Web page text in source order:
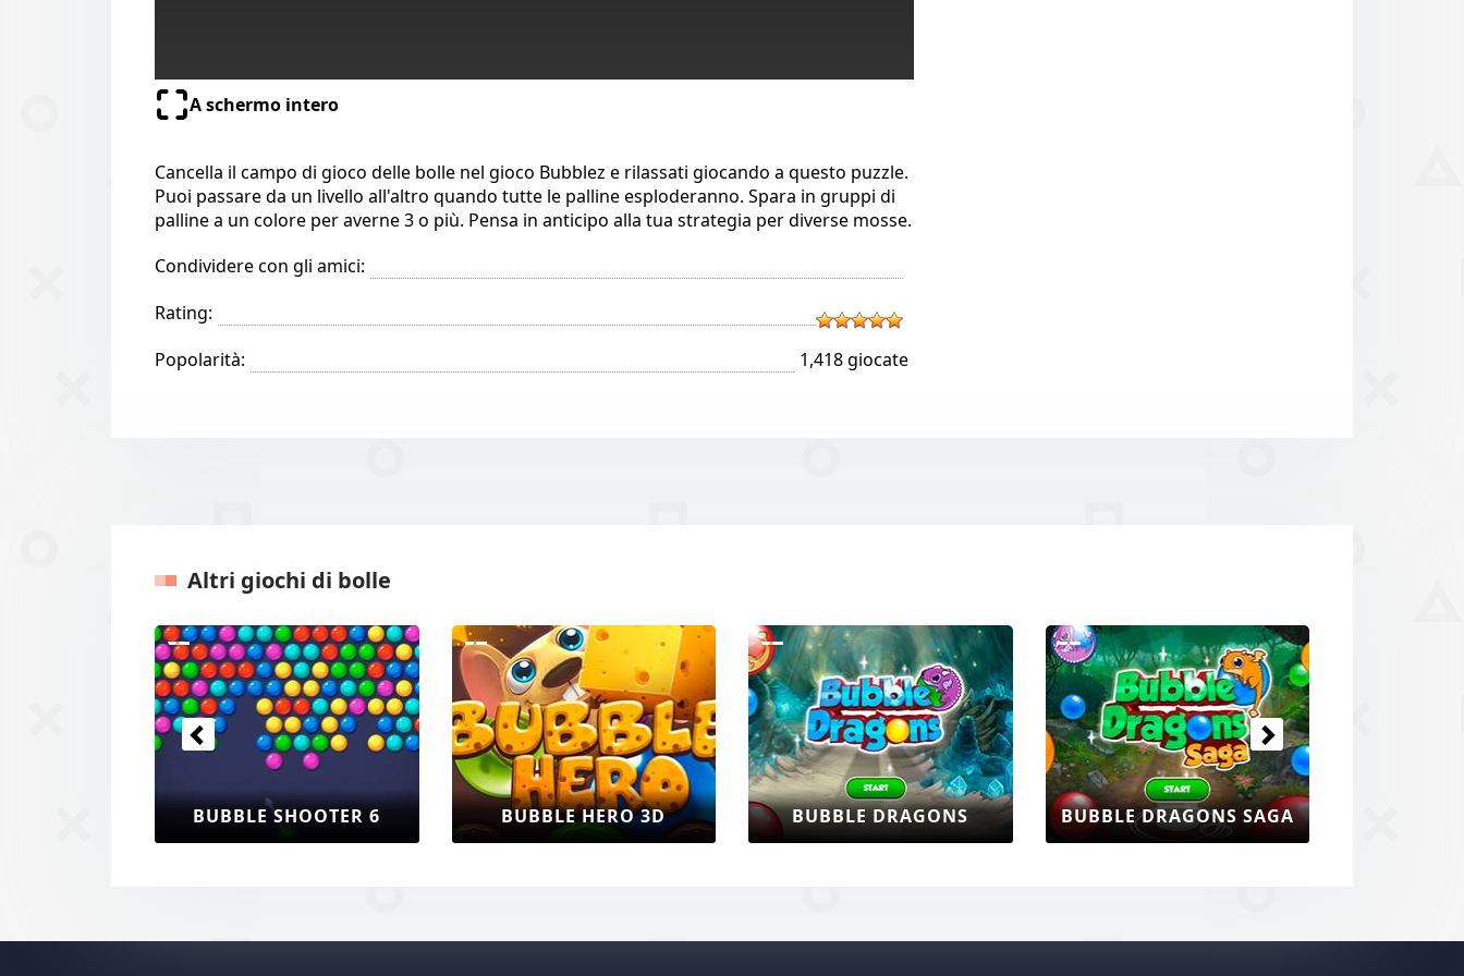
A schermo intero
Cancella il campo di gioco delle bolle nel gioco Bubblez e rilassati giocando a questo puzzle.
Puoi passare da un livello all'altro quando tutte le palline esploderanno. Spara in gruppi di
palline a un colore per averne 3 o più. Pensa in anticipo alla tua strategia per diverse mosse.
Condividere con gli amici:
Rating:
Popolarità:
1,418 giocate
Altri giochi di bolle
BUBBLE SHOOTER 6 BUBBLE HERO 3D BUBBLE DRAGONS BUBBLE DRAGONS SAGA
Precedenti Prossimi